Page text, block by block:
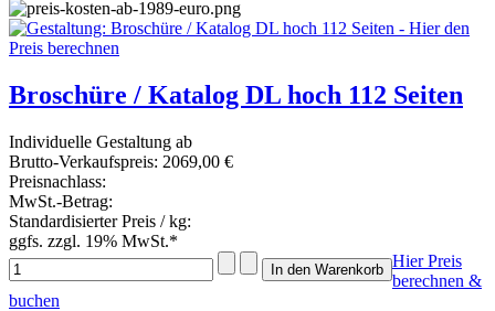
Broschüre / Katalog DL hoch 112 Seiten
Individuelle Gestaltung ab
Brutto-Verkaufspreis: 2069,00 €
Preisnachlass:
MwSt.-Betrag:
Standardisierter Preis / kg:
ggfs. zzgl. 19% MwSt.*
Hier Preis
berechnen &
buchen